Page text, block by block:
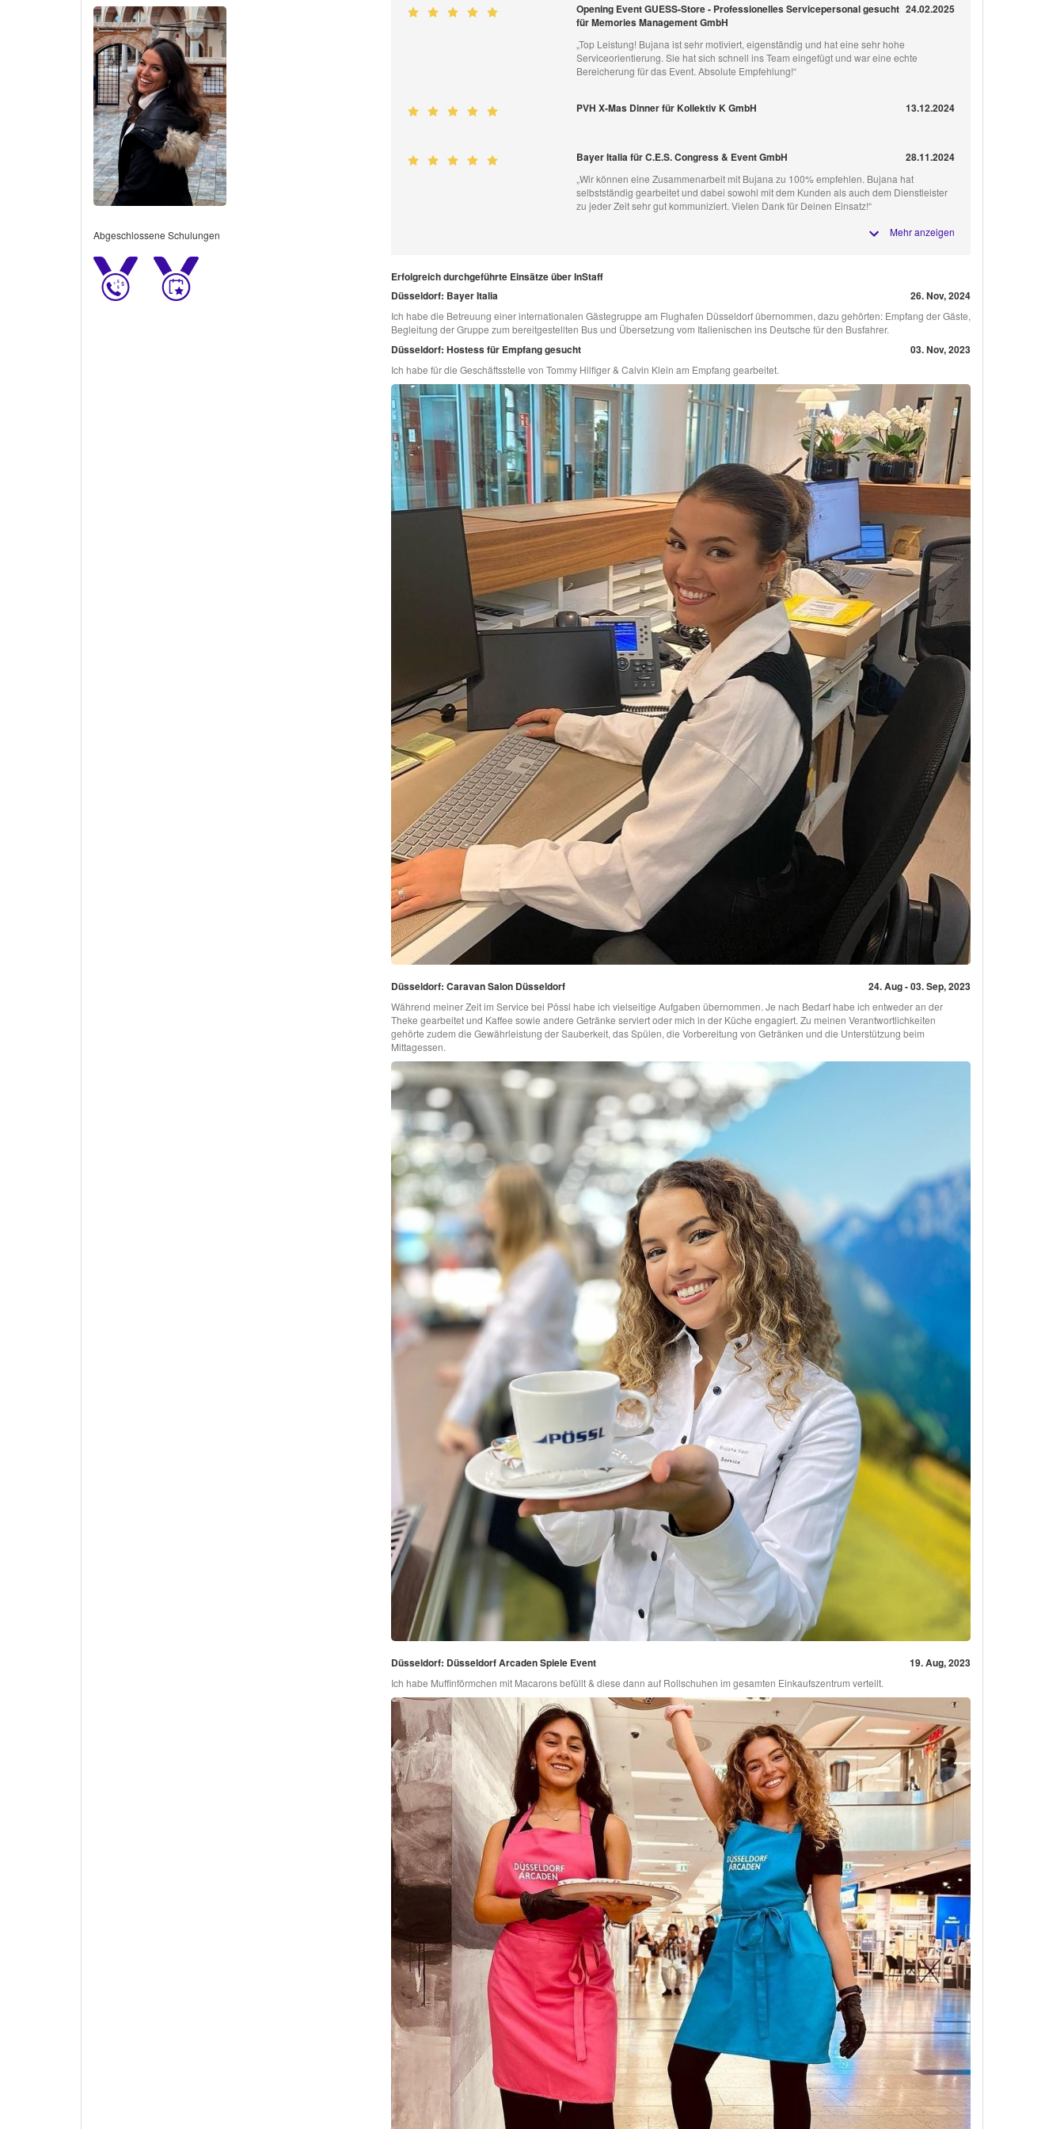
Abgeschlossene Schulungen
Opening Event GUESS-Store - Professionelles Servicepersonal gesucht
für Memories Management GmbH
24.02.2025
„Top Leistung! Bujana ist sehr motiviert, eigenständig und hat eine sehr hohe
Serviceorientierung. Sie hat sich schnell ins Team eingefügt und war eine echte
Bereicherung für das Event. Absolute Empfehlung!“
PVH X-Mas Dinner für Kollektiv K GmbH 13.12.2024
Bayer Italia für C.E.S. Congress & Event GmbH 28.11.2024
„Wir können eine Zusammenarbeit mit Bujana zu 100% empfehlen. Bujana hat
selbstständig gearbeitet und dabei sowohl mit dem Kunden als auch dem Dienstleister
zu jeder Zeit sehr gut kommuniziert. Vielen Dank für Deinen Einsatz!“
Mehr anzeigen
Erfolgreich durchgeführte Einsätze über InStaff
Düsseldorf: Bayer Italia
26. Nov, 2024
Ich habe die Betreuung einer internationalen Gästegruppe am Flughafen Düsseldorf übernommen, dazu gehörten: Empfang der Gäste,
Begleitung der Gruppe zum bereitgestellten Bus und Übersetzung vom Italienischen ins Deutsche für den Busfahrer.
Düsseldorf: Hostess für Empfang gesucht 03. Nov, 2023
Ich habe für die Geschäftsstelle von Tommy Hilfiger & Calvin Klein am Empfang gearbeitet.
Düsseldorf: Caravan Salon Düsseldorf 24. Aug - 03. Sep, 2023
Während meiner Zeit im Service bei Pössl habe ich vielseitige Aufgaben übernommen. Je nach Bedarf habe ich entweder an der
Theke gearbeitet und Kaffee sowie andere Getränke serviert oder mich in der Küche engagiert. Zu meinen Verantwortlichkeiten
gehörte zudem die Gewährleistung der Sauberkeit, das Spülen, die Vorbereitung von Getränken und die Unterstützung beim
Mittagessen.
Düsseldorf: Düsseldorf Arcaden Spiele Event 19. Aug, 2023
Ich habe Muffinförmchen mit Macarons befüllt & diese dann auf Rollschuhen im gesamten Einkaufszentrum verteilt.